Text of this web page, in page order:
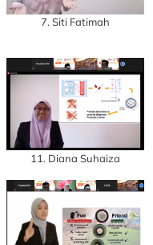
7. Siti Fatimah
11. Diana Suhaiza